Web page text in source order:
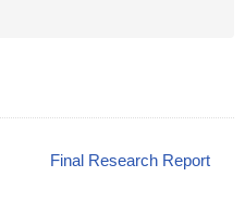
Final Research Report